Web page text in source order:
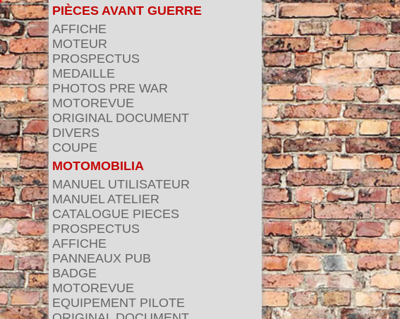
PIÈCES AVANT GUERRE
AFFICHE
MOTEUR
PROSPECTUS
MEDAILLE
PHOTOS PRE WAR
MOTOREVUE
ORIGINAL DOCUMENT
DIVERS
COUPE
MOTOMOBILIA
MANUEL UTILISATEUR
MANUEL ATELIER
CATALOGUE PIECES
PROSPECTUS
AFFICHE
PANNEAUX PUB
BADGE
MOTOREVUE
EQUIPEMENT PILOTE